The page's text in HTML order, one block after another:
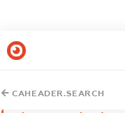
CAHEADER.SEARCH